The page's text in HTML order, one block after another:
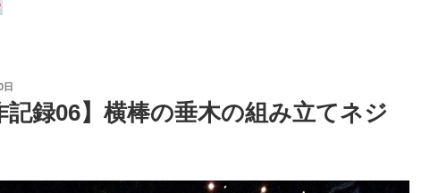
日
記録06】横棒の垂木の組み立てネジ